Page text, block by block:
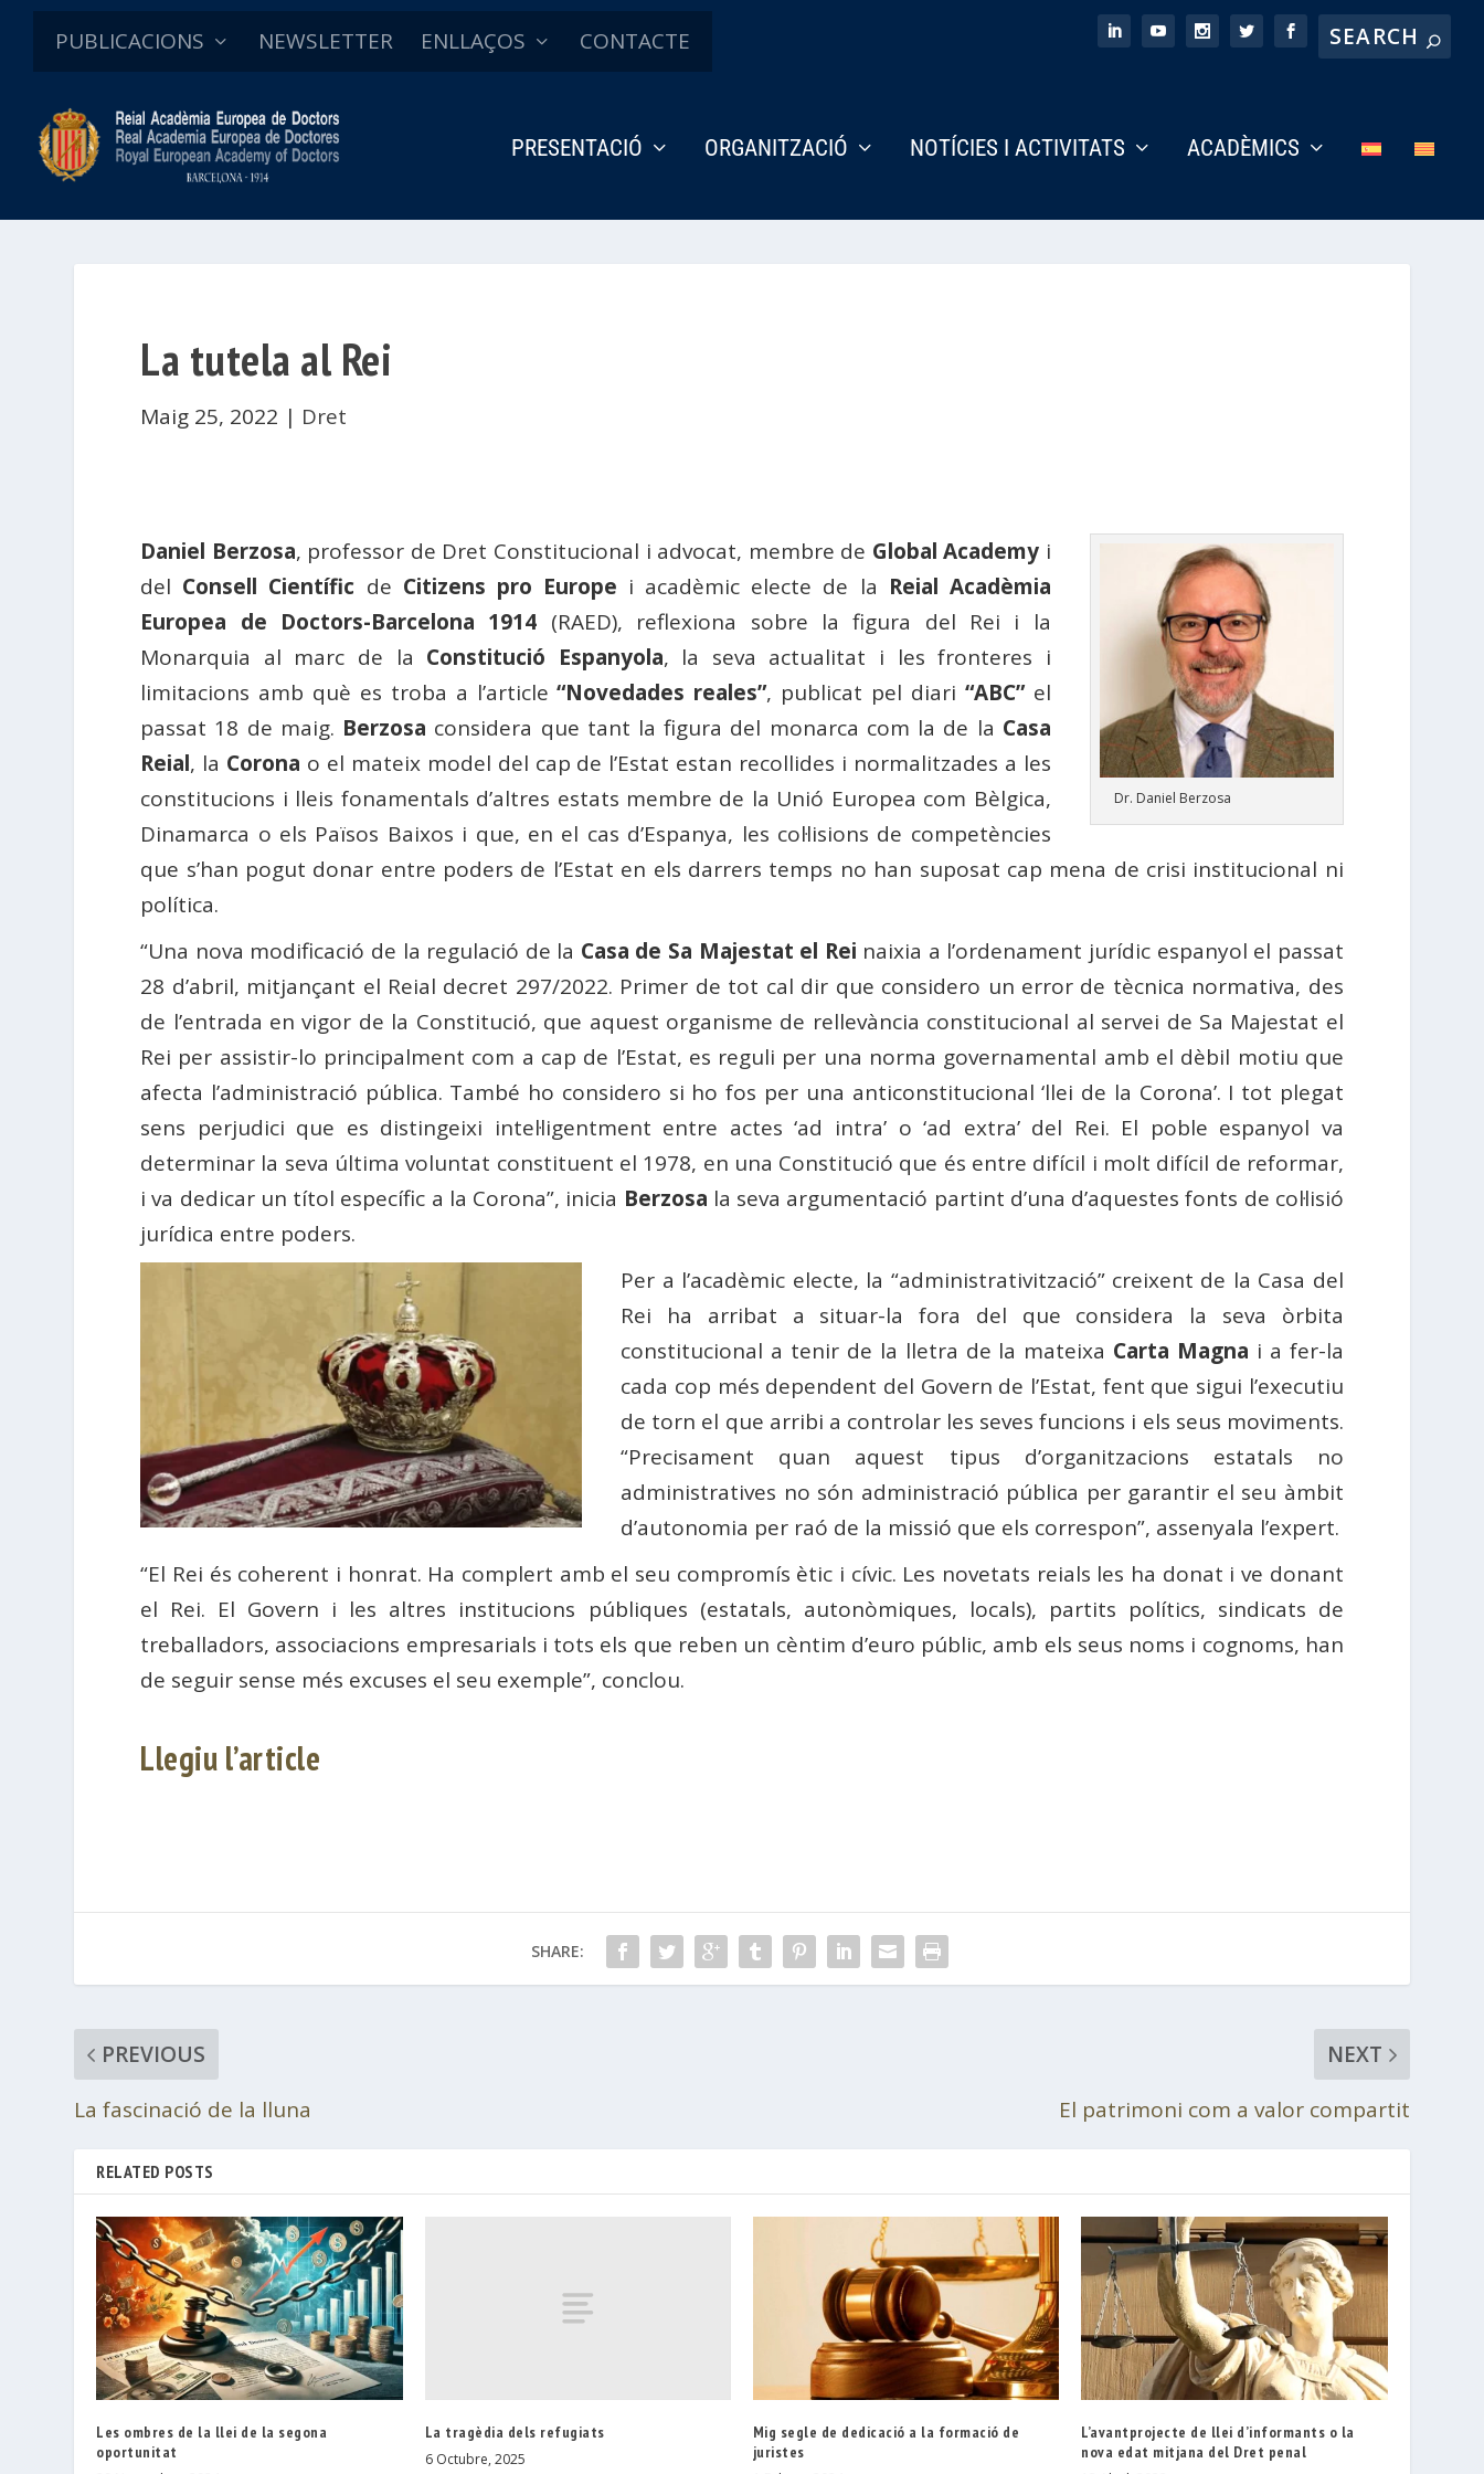
PUBLICACIONS NEWSLETTER ENLLAÇOS CONTACTE
PRESENTACIÓ ORGANITZACIÓ NOTÍCIES I ACTIVITATS ACADÈMICS
La tutela al Rei
Maig 25, 2022 | Dret
Dr. Daniel Berzosa
Daniel Berzosa, professor de Dret Constitucional i advocat, membre de Global Academy i
del Consell Científic de Citizens pro Europe i acadèmic electe de la Reial Acadèmia
Europea de Doctors-Barcelona 1914 (RAED), reflexiona sobre la figura del Rei i la
Monarquia al marc de la Constitució Espanyola, la seva actualitat i les fronteres i
limitacions amb què es troba a l’article“Novedades reales”, publicat pel diari “ABC”el
passat 18 de maig. Berzosa considera que tant la figura del monarca com la de la Casa
Reial, la Corona o el mateix model del cap de l’Estat estan recollides i normalitzades a les
constitucions i lleis fonamentals d’altres estats membre de la Unió Europea com Bèlgica,
Dinamarca o els Països Baixos i que, en el cas d’Espanya, les col·lisions de competències
que s’han pogut donar entre poders de l’Estat en els darrers temps no han suposat cap mena de crisi institucional ni
política.
“Una nova modificació de la regulació de la Casa de Sa Majestat el Rei naixia a l’ordenament jurídic espanyol el passat
28 d’abril, mitjançant el Reial decret 297/2022. Primer de tot cal dir que considero un error de tècnica normativa, des
de l’entrada en vigor de la Constitució, que aquest organisme de rellevància constitucional al servei de Sa Majestat el
Rei per assistir-lo principalment com a cap de l’Estat, es reguli per una norma governamental amb el dèbil motiu que
afecta l’administració pública. També ho considero si ho fos per una anticonstitucional ‘llei de la Corona’. I tot plegat
sens perjudici que es distingeixi intel·ligentment entre actes ‘ad intra’ o ‘ad extra’ del Rei. El poble espanyol va
determinar la seva última voluntat constituent el 1978, en una Constitució que és entre difícil i molt difícil de reformar,
i va dedicar un títol específic a la Corona”, inicia Berzosa la seva argumentació partint d’una d’aquestes fonts de col·lisió
jurídica entre poders.
Per a l’acadèmic electe, la “administrativització” creixent de la Casa del
Rei ha arribat a situar-la fora del que considera la seva òrbita
constitucional a tenir de la lletra de la mateixa Carta Magna i a fer-la
cada cop més dependent del Govern de l’Estat, fent que sigui l’executiu
de torn el que arribi a controlar les seves funcions i els seus moviments.
“Precisament quan aquest tipus d’organitzacions estatals no
administratives no són administració pública per garantir el seu àmbit
d’autonomia per raó de la missió que els correspon”, assenyala l’expert.
“El Rei és coherent i honrat. Ha complert amb el seu compromís ètic i cívic. Les novetats reials les ha donat i ve donant
el Rei. El Govern i les altres institucions públiques (estatals, autonòmiques, locals), partits polítics, sindicats de
treballadors, associacions empresarials i tots els que reben un cèntim d’euro públic, amb els seus noms i cognoms, han
de seguir sense més excuses el seu exemple”, conclou.
Llegiu l’article
SHARE:
PREVIOUS
La fascinació de la lluna
NEXT
El patrimoni com a valor compartit
RELATED POSTS
Les ombres de la llei de la segona
oportunitat
La tragèdia dels refugiats
6 Octubre, 2025
Mig segle de dedicació a la formació de
juristes
L’avantprojecte de llei d’informants o la
nova edat mitjana del Dret penal